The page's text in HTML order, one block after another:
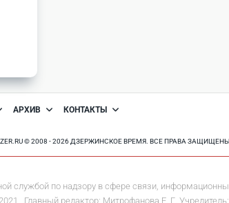
АРХИВ КОНТАКТЫ
© 2008 - 2026 ДЗЕРЖИНСКОЕ ВРЕМЯ. ВСЕ ПРАВА ЗАЩИЩЕНЫ
службой по надзору в сфере связи,
Главный редактор: Митрофанова Е. Г. Учредитель: